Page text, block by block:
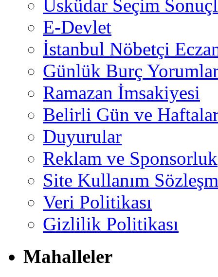
Üsküdar Seçim
E-Devlet
İstanbul Nöbetçi
Günlük Burç
Ramazan İmsakiyesi
Belirli Gün ve
Duyurular
Reklam ve Sponsorluk
Site Kullanım
Veri Politikası
Gizlilik Politikası
Mahalleler